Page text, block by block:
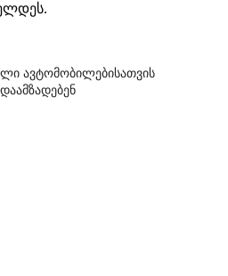
ავტომობილებისათვის